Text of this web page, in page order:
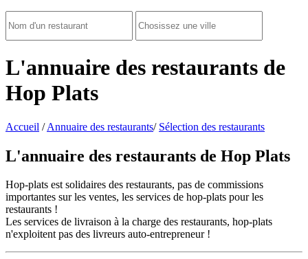
L'annuaire des restaurants de
Hop Plats
Accueil /Annuaire des restaurants/ Sélection des restaurants
L'annuaire des restaurants de Hop Plats
Hop-plats est solidaires des restaurants, pas de commissions
importantes sur les ventes, les services de hop-plats pour les
restaurants !
Les services de livraison à la charge des restaurants, hop-plats
n'exploitent pas des livreurs auto-entrepreneur !